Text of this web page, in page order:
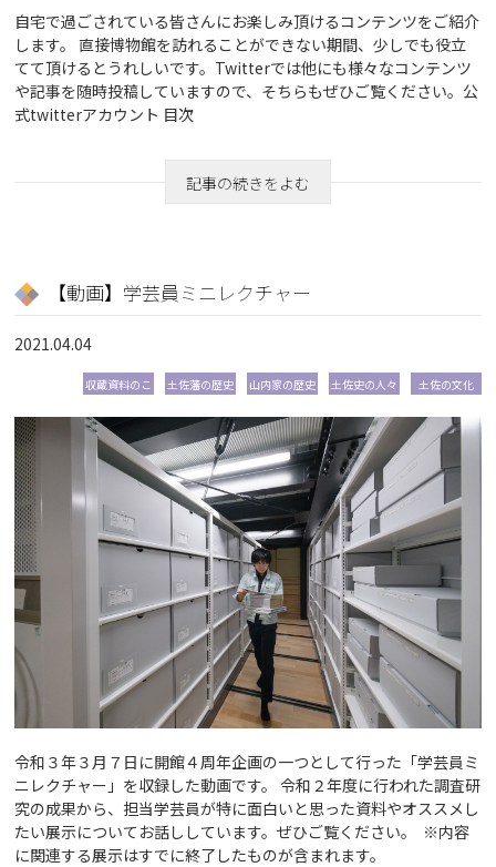
自宅で過ごされている皆さんにお楽しみ頂けるコンテンツをご紹介
します。 直接博物館を訪れることができない期間、少しでも役立
てて頂けるとうれしいです。Twitterでは他にも様々なコンテンツ
や記事を随時投稿していますので、そちらもぜひご覧ください。公
式twitterアカウント 目次
記事の続きをよむ
【動画】学芸員ミニレクチャー
2021.04.04
収蔵資料のこ
土佐藩の歴史 山内家の歴史 土佐史の人々 土佐の文化
令和３年３月７日に開館４周年企画の一つとして行った「学芸員ミ
ニレクチャー」を収録した動画です。 令和２年度に行われた調査研
究の成果から、担当学芸員が特に面白いと思った資料やオススメし
たい展示についてお話ししています。ぜひご覧ください。 ※内容
に関連する展示はすでに終了したものが含まれます。